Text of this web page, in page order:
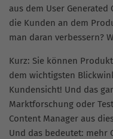
aus dem User
die Kunden an dem
man daran verbessern?
Kurz: Sie können
dem wichtigsten
Kundensicht! Und das
Marktforschung oder
Content Manager aus
Und das bedeutet: mehr